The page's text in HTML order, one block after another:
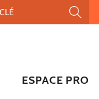
ESPACE PRO